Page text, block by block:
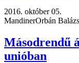
2016. október 05.
MandinerOrbán Balázs
Másodrendű
unióban